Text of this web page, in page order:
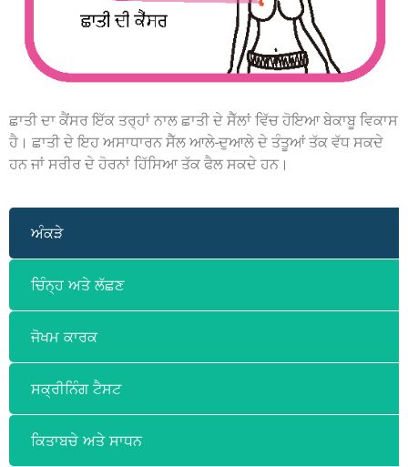
ਛਾਤੀ ਦਾ ਕੈਂਸਰ ਇੱਕ ਤਰ੍ਹਾਂ ਨਾਲ ਛਾਤੀ ਦੇ ਸੈੱਲਾਂ ਵਿੱਚ ਹੋਇਆ ਬੇਕਾਬੂ ਵਿਕਾਸ
ਹੈ। ਛਾਤੀ ਦੇ ਇਹ ਅਸਾਧਾਰਨ ਸੈੱਲ ਆਲੇ-ਦੁਆਲੇ ਦੇ ਤੰਤੂਆਂ ਤੱਕ ਵੱਧ ਸਕਦੇ
ਹਨ ਜਾਂ ਸਰੀਰ ਦੇ ਹੋਰਨਾਂ ਹਿੱਸਿਆ ਤੱਕ ਫੈਲ ਸਕਦੇ ਹਨ।
ਅੰਕੜੇ
ਚਿੰਨ੍ਹ ਅਤੇ ਲੱਛਣ
ਜੋਖਮ ਕਾਰਕ
ਸਕ੍ਰੀਨਿੰਗ ਟੈਸਟ
ਕਿਤਾਬਚੇ ਅਤੇ ਸਾਧਨ